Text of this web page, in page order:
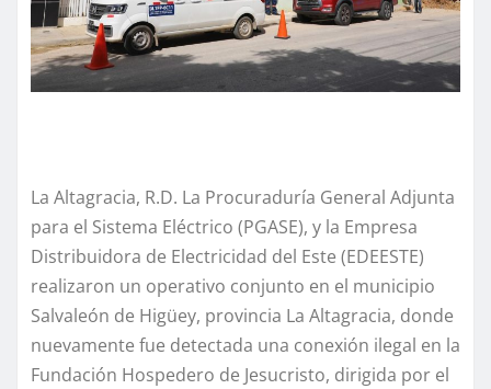
La Altagracia, R.D. La Procuraduría General Adjunta
para el Sistema Eléctrico (PGASE), y la Empresa
Distribuidora de Electricidad del Este (EDEESTE)
realizaron un operativo conjunto en el municipio
Salvaleón de Higüey, provincia La Altagracia, donde
nuevamente fue detectada una conexión ilegal en la
Fundación Hospedero de Jesucristo, dirigida por el